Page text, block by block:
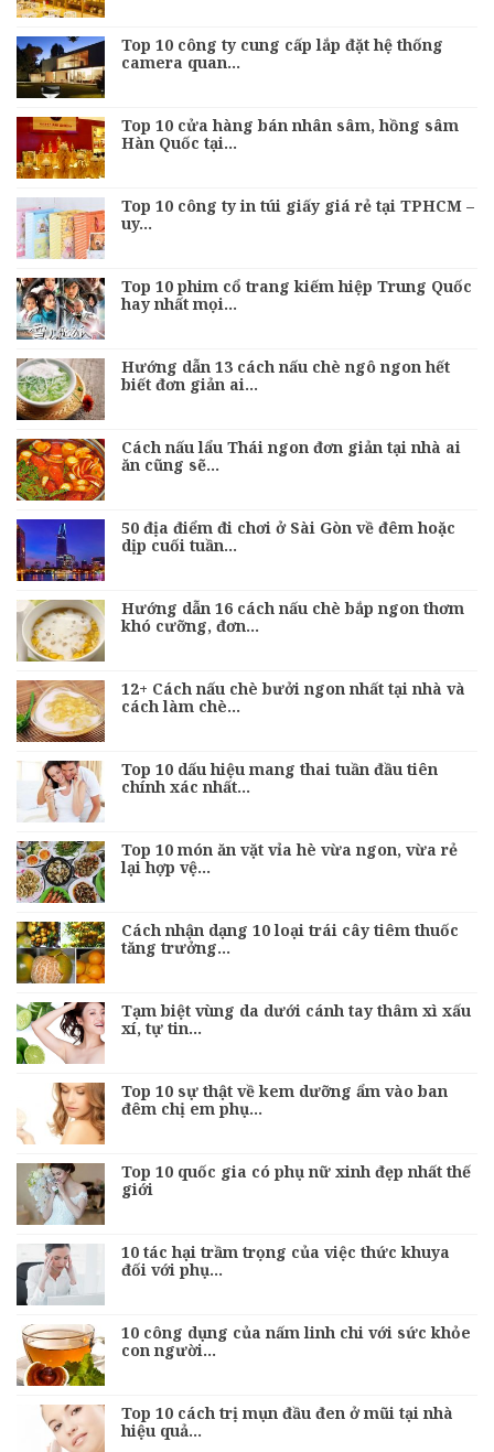
Top 10 công ty cung cấp lắp đặt hệ thống
camera quan…
Top 10 cửa hàng bán nhân sâm, hồng sâm
Hàn Quốc tại…
Top 10 công ty in túi giấy giá rẻ tại TPHCM –
uy…
Top 10 phim cổ trang kiếm hiệp Trung Quốc
hay nhất mọi…
Hướng dẫn 13 cách nấu chè ngô ngon hết
biết đơn giản ai…
Cách nấu lẩu Thái ngon đơn giản tại nhà ai
ăn cũng sẽ…
50 địa điểm đi chơi ở Sài Gòn về đêm hoặc
dịp cuối tuần…
Hướng dẫn 16 cách nấu chè bắp ngon thơm
khó cưỡng, đơn…
12+ Cách nấu chè bưởi ngon nhất tại nhà và
cách làm chè…
Top 10 dấu hiệu mang thai tuần đầu tiên
chính xác nhất…
Top 10 món ăn vặt vỉa hè vừa ngon, vừa rẻ
lại hợp vệ…
Cách nhận dạng 10 loại trái cây tiêm thuốc
tăng trưởng…
Tạm biệt vùng da dưới cánh tay thâm xì xấu
xí, tự tin…
Top 10 sự thật về kem dưỡng ẩm vào ban
đêm chị em phụ…
Top 10 quốc gia có phụ nữ xinh đẹp nhất thế
giới
10 tác hại trầm trọng của việc thức khuya
đối với phụ…
10 công dụng của nấm linh chi với sức khỏe
con người…
Top 10 cách trị mụn đầu đen ở mũi tại nhà
hiệu quả…